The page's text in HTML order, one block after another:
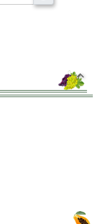
